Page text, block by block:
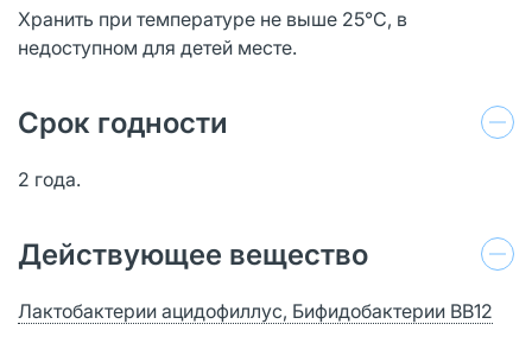
Хранить при температуре не выше 25°С, в
недоступном для детей месте.
Срок годности
2 года.
Действующее вещество
Лактобактерии ацидофиллус, Бифидобактерии ВВ12